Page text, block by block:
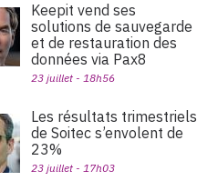
Keepit vend ses
solutions de sauvegarde
et de restauration des
données via Pax8
23 juillet - 18h56
Les résultats trimestriels
de Soitec s’envolent de
23%
23 juillet - 17h03